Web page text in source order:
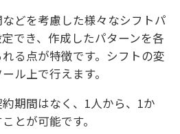
どを考慮した様々なシフトパ
でき、作成したパターンを各
る点が特徴です。シフトの変
ル上で行えます。
期間はなく、1人から、1か
とが可能です。